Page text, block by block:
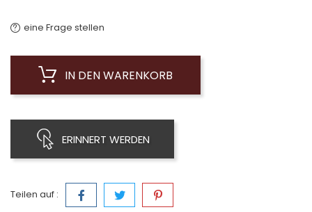
eine Frage stellen
IN DEN WARENKORB
ERINNERT WERDEN
Teilen auf :